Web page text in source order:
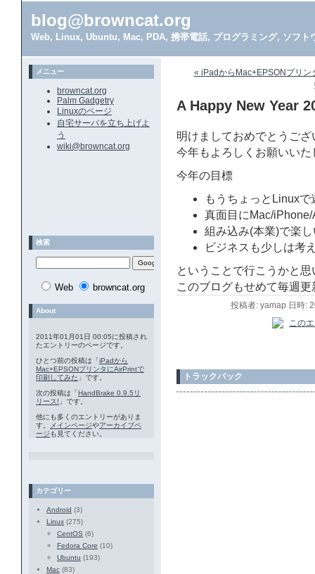
blog@browncat.org
Web, Linux, Ubuntu, Mac, PDA, 携帯電話, プログラミング, ソフト
« iPadからMac+EPSONプリン
A Happy New Year
明けましておめでとうござ
今年もよろしくお願いいた
今年の目標
もうちょっとLinuxで
真面目にMac/
組み込み(本業)で楽
ビジネスも少しは考
ということで行こうかと思
このブログもせめて毎週
投稿者: yamap 日時:
トラックバック
メニュー
browncat.org
Palm Gadgetry
Linuxのページ
自宅サーバを立ち上げよ
う
wiki@browncat.org
検索
Web browncat.org
About
2011年01月01日 00:05に投稿され
たエントリーのページです。
ひとつ前の投稿は「iPadから
Mac+EPSONプリンタにAirPrintで
印刷してみた 」です。
次の投稿は「HandBrake 0.9.5リ
リース! 」です。
他にも多くのエントリーがありま
す。
メインページやアーカイブペ
ージ も見てください。
カテゴリー
Android (3)
Linux (275)
CentOS (6)
Fedora Core (10)
Ubuntu (193)
Mac (83)